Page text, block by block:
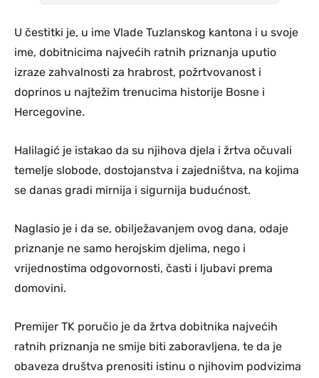
U čestitki je, u ime Vlade Tuzlanskog kantona i u svoje
ime, dobitnicima najvećih ratnih priznanja uputio
izraze zahvalnosti za hrabrost, požrtvovanost i
doprinos u najtežim trenucima historije Bosne i
Hercegovine.
Halilagić je istakao da su njihova djela i žrtva očuvali
temelje slobode, dostojanstva i zajedništva, na kojima
se danas gradi mirnija i sigurnija budućnost.
Naglasio je i da se, obilježavanjem ovog dana, odaje
priznanje ne samo herojskim djelima, nego i
vrijednostima odgovornosti, časti i ljubavi prema
domovini.
Premijer TK poručio je da žrtva dobitnika najvećih
ratnih priznanja ne smije biti zaboravljena, te da je
obaveza društva prenositi istinu o njihovim podvizima